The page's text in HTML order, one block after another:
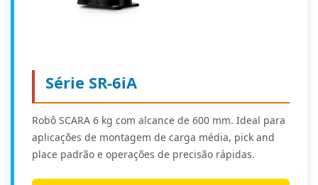
Série SR-6iA
Robô SCARA 6 kg com alcance de 600 mm. Ideal para
aplicações de montagem de carga média, pick and
place padrão e operações de precisão rápidas.